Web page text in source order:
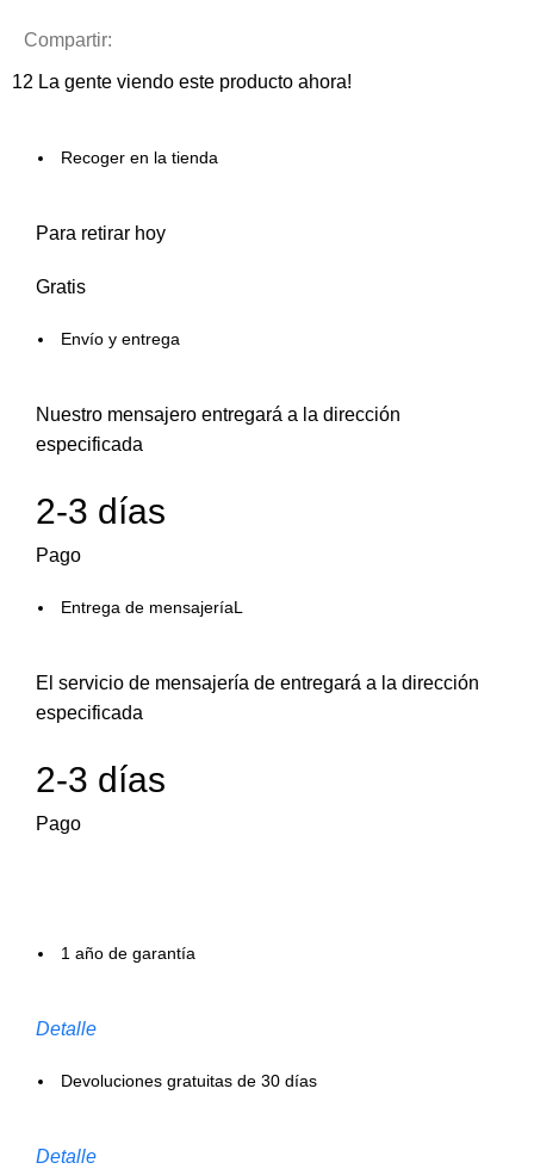
Compartir:
12 La gente viendo este producto ahora!
Recoger en la tienda
Para retirar hoy
Gratis
Envío y entrega
Nuestro mensajero entregará a la dirección
especificada
2-3 días
Pago
Entrega de mensajeríaL
El servicio de mensajería de entregará a la dirección
especificada
2-3 días
Pago
1 año de garantía
Detalle
Devoluciones gratuitas de 30 días
Detalle